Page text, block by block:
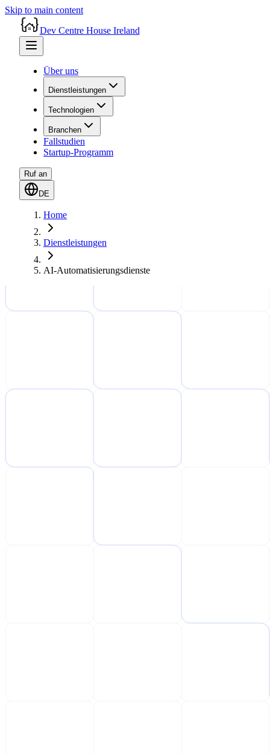
Skip to main content
Dev Centre House Ireland
Über uns
Dienstleistungen
Technologien
Branchen
Fallstudien
Startup-Programm
Ruf an
DE
Home
Dienstleistungen
AI-Automatisierungsdienste